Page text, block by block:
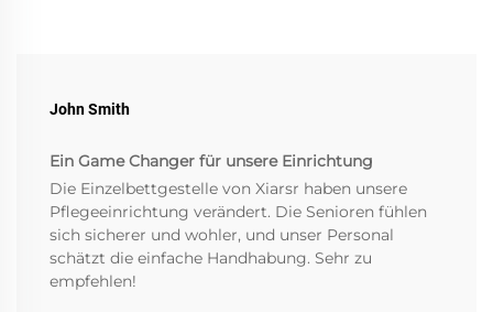
John Smith
Ein Game Changer für unsere Einrichtung
Die Einzelbettgestelle von Xiarsr haben unsere
Pflegeeinrichtung verändert. Die Senioren fühlen
sich sicherer und wohler, und unser Personal
schätzt die einfache Handhabung. Sehr zu
empfehlen!